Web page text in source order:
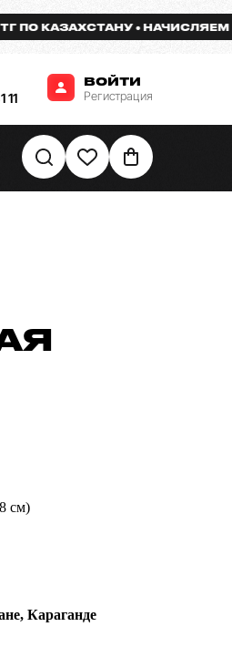
КАЗАХСТАНУ НАЧИСЛЯЕМ
11
ВОЙТИ
Регистрация
см)
Караганде